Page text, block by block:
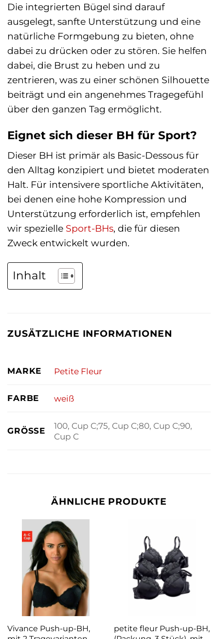
Die integrierten Bügel sind darauf
ausgelegt, sanfte Unterstützung und eine
natürliche Formgebung zu bieten, ohne
dabei zu drücken oder zu stören. Sie helfen
dabei, die Brust zu heben und zu
zentrieren, was zu einer schönen Silhouette
beiträgt und ein angenehmes Tragegefühl
über den ganzen Tag ermöglicht.
Eignet sich dieser BH für Sport?
Dieser BH ist primär als Basic-Dessous für
den Alltag konzipiert und bietet moderaten
Halt. Für intensivere sportliche Aktivitäten,
bei denen eine hohe Kompression und
Unterstützung erforderlich ist, empfehlen
wir spezielle Sport-BHs, die für diesen
Zweck entwickelt wurden.
Inhalt
ZUSÄTZLICHE INFORMATIONEN
MARKE Petite Fleur
FARBE weiß
GRÖSSE
100, Cup C;75, Cup C;80, Cup C;90,
Cup C
ÄHNLICHE PRODUKTE
Vivance Push-up-BH,
petite fleur Push-up-BH,